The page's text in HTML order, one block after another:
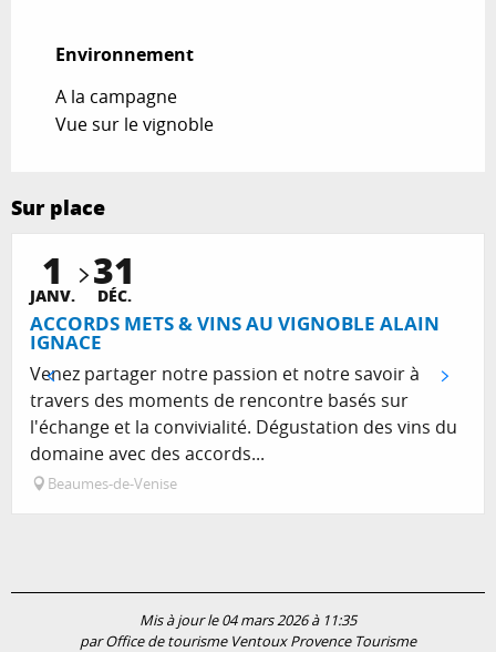
Environnement
Environnement
A la campagne
Vue sur le vignoble
Sur place
1
JANV. 31
DÉC.
ACCORDS METS & VINS AU VIGNOBLE ALAIN
IGNACE
Venez partager notre passion et notre savoir à
travers des moments de rencontre basés sur
l'échange et la convivialité. Dégustation des vins du
domaine avec des accords...
Beaumes-de-Venise
Mis à jour le 04 mars 2026 à 11:35
par Office de tourisme Ventoux Provence Tourisme